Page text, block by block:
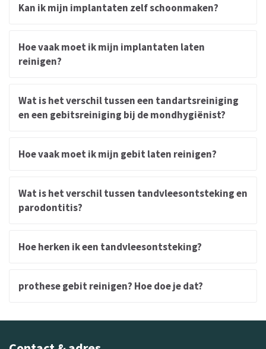
Kan ik mijn implantaten zelf schoonmaken?
Hoe vaak moet ik mijn implantaten laten
reinigen?
Wat is het verschil tussen een tandartsreiniging
en een gebitsreiniging bij de mondhygiënist?
Hoe vaak moet ik mijn gebit laten reinigen?
Wat is het verschil tussen tandvleesontsteking en
parodontitis?
Hoe herken ik een tandvleesontsteking?
prothese gebit reinigen? Hoe doe je dat?